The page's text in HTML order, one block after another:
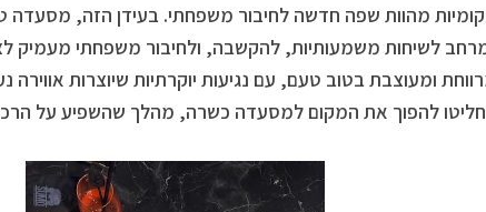
מהוות שפה חדשה לחיבור משפחתי. בעידן הזה, מסעדה
לשיחות משמעותיות, להקשבה, ולחיבור משפחתי מעמיק
ומעוצבת בטוב טעם, עם נגיעות יוקרתיות שיוצרות אווירה
להפוך את המקום למסעדה כשרה, מהלך שהשפיע על